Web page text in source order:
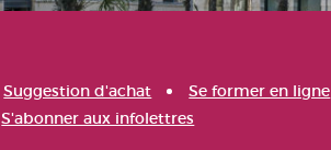
Suggestion d'achat
Se former en ligne
S'abonner aux infolettres